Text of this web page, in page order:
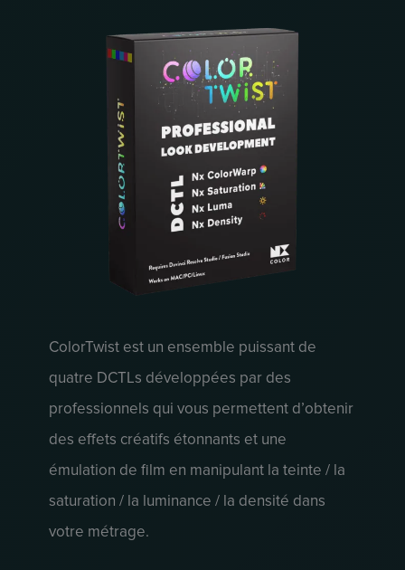
ColorTwist est un ensemble puissant de
quatre DCTLs développées par des
professionnels qui vous permettent d’obtenir
des effets créatifs étonnants et une
émulation de film en manipulant la teinte / la
saturation / la luminance / la densité dans
votre métrage.